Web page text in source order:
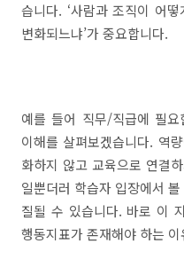
습니다. ‘사람과 조직이 어
변화되느냐’가 중요합니다.
예를 들어 직무/직급에 필
이해를 살펴보겠습니다. 역
화하지 않고 교육으로 연결
일뿐더러 학습자 입장에서
질될 수 있습니다. 바로 이
행동지표가 존재해야 하는